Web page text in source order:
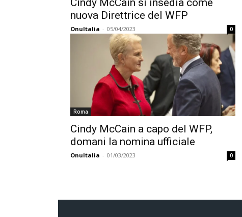
Cindy McCain si insedia come
nuova Direttrice del WFP
OnuItalia - 05/04/2023 0
Roma
Cindy McCain a capo del WFP,
domani la nomina ufficiale
OnuItalia - 01/03/2023 0